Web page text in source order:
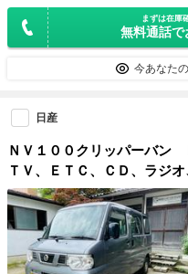
まずは在庫
無料通話
今あなた
日産
ＮＶ１００クリッパーバン
ＴＶ、ＥＴＣ、ＣＤ、ラジ
ドドア、ハイルーフ、キー
テアリング、Ｒ９年２月まで